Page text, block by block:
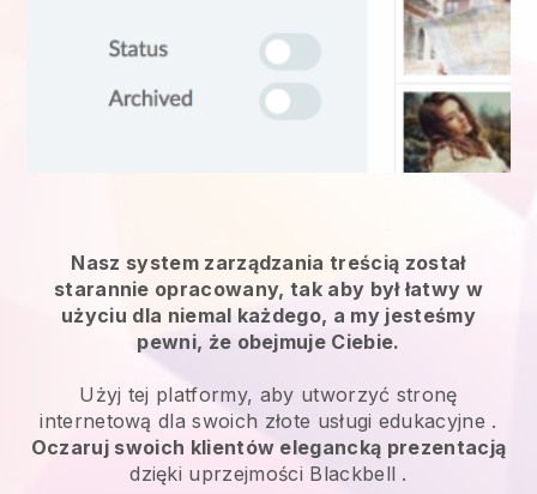
Nasz system zarządzania treścią został
starannie opracowany, tak aby był łatwy w
użyciu dla niemal każdego, a my jesteśmy
pewni, że obejmuje Ciebie.
Użyj tej platformy, aby utworzyć stronę
internetową dla swoich złote usługi edukacyjne .
Oczaruj swoich klientów elegancką prezentacją
dzięki uprzejmości Blackbell .